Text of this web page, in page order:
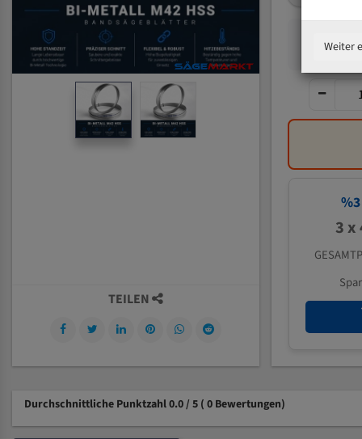
%3
3 x
TEILEN
Durchschnittliche Punktzahl 0.0 / 5 ( 0 Bewertungen)
Weiter